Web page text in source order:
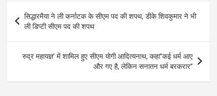
navigation
सिद्धारमैया ने ली कर्नाटक के सीएम पद की शपथ, डीके शिवकुमार ने भी
ली डिप्टी सीएम पद की शपथ
रुद्र महायज्ञ’ में शामिल हुए सीएम योगी आदित्यनाथ, कहा”कई धर्म आए
और गए है, लेकिन सनातन धर्म बरकरार”